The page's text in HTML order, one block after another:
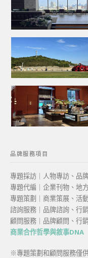
品牌服務項目
專題採訪｜人物專訪、品
專題代編｜企業刊物、地
專題策劃｜商業策展、活
諮詢服務｜品牌諮詢、行
顧問服務｜品牌顧問、行
商業合作哲學與敘事DNA
※專題策劃和顧問服務僅